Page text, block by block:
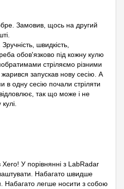
Замовив, щось на другий
швидкість,
обов'язково під кожну кулю
стріляємо різними
запускав нову сесію. А
в одну сесію почали стріляти
відловлює, так що може і не
У порівнянні з LabRadar
Набагато швидше
Набагато легше носити з собою